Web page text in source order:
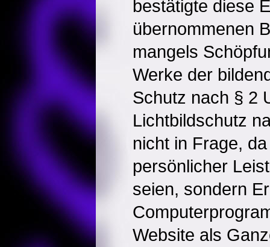
bestätigte diese
übernommenen
mangels
Werke der
Schutz nach § 2
Lichtbildschutz
nicht in Frage,
persönlicher
seien, sondern
Website als